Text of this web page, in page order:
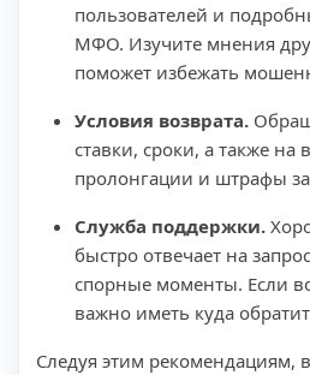
пользователей и
МФО. Изучите мнения
поможет избежать
Условия возврата.
ставки, сроки, а также на
пролонгации и штрафы за
Служба поддержки.
быстро отвечает на
спорные моменты. Если
важно иметь куда
Следуя этим рекомендациям,